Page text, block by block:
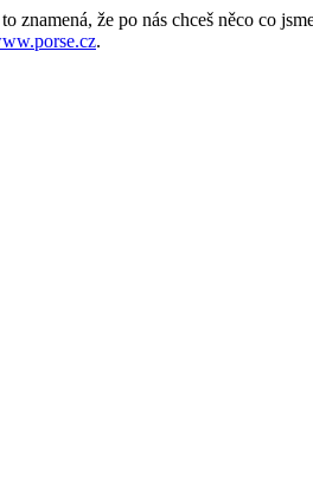
znamená, že po nás chceš něco co
.